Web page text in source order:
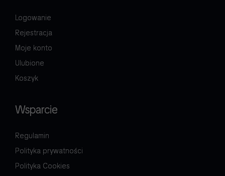
Logowanie
Rejestracja
Moje konto
Ulubione
Koszyk
Wsparcie
Regulamin
Polityka prywatności
Polityka Cookies